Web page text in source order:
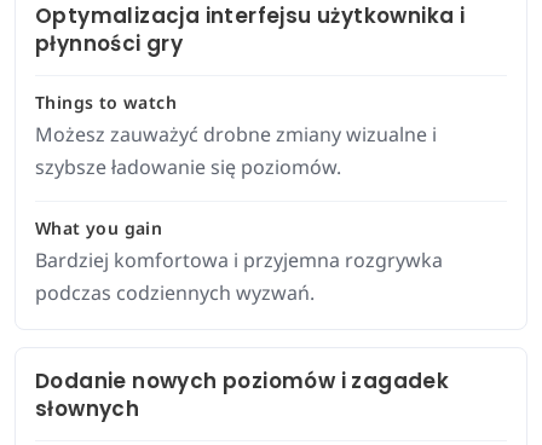
Optymalizacja interfejsu użytkownika i
płynności gry
Things to watch
Możesz zauważyć drobne zmiany wizualne i
szybsze ładowanie się poziomów.
What you gain
Bardziej komfortowa i przyjemna rozgrywka
podczas codziennych wyzwań.
Dodanie nowych poziomów i zagadek
słownych